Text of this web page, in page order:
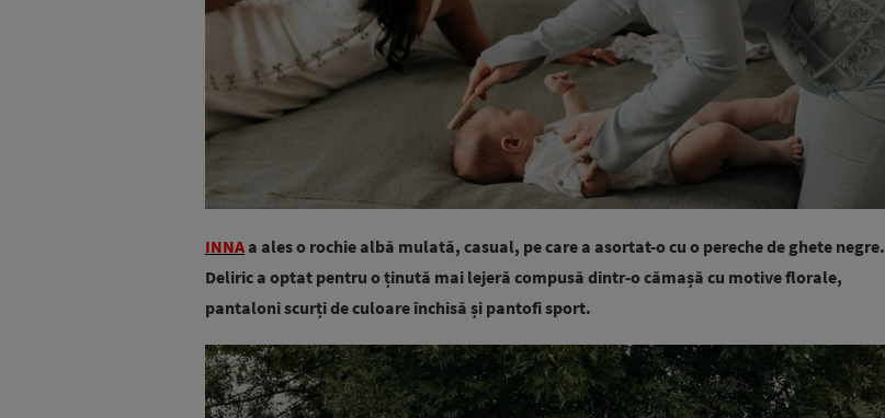
INNA a ales o rochie albă mulată, casual, pe care a asortat-o cu o pereche de ghete negre.
Deliric a optat pentru o ținută mai lejeră compusă dintr-o cămașă cu motive florale,
pantaloni scurți de culoare închisă și pantofi sport.